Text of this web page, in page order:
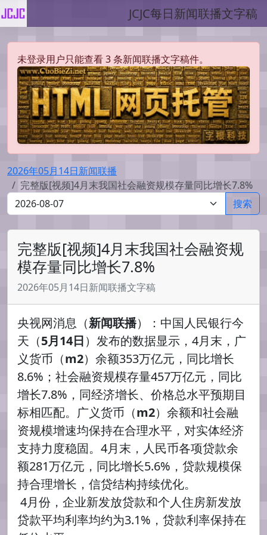
JCJC每日新闻联播文字稿
未登录用户只能查看 3 条新闻联播文字稿件。
2026年05月14日新闻联播
完整版[视频]4月末我国社会融资规模存量同比增长7.8%
搜索
完整版[视频]4月末我国社会融资规
模存量同比增长7.8%
2026年05月14日新闻联播文字稿
央视网消息（新闻联播）：中国人民银行今
天（5月14日）发布的数据显示，4月末，广
义货币（m2）余额353万亿元，同比增长
8.6%；社会融资规模存量457万亿元，同比
增长7.8%，同经济增长、价格总水平预期目
标相匹配。广义货币（m2）余额和社会融
资规模增速均保持在合理水平，对实体经济
支持力度稳固。4月末，人民币各项贷款余
额281万亿元，同比增长5.6%，贷款规模保
持合理增长，信贷结构持续优化。
4月份，企业新发放贷款和个人住房新发放
贷款平均利率均约为3.1%，贷款利率保持在